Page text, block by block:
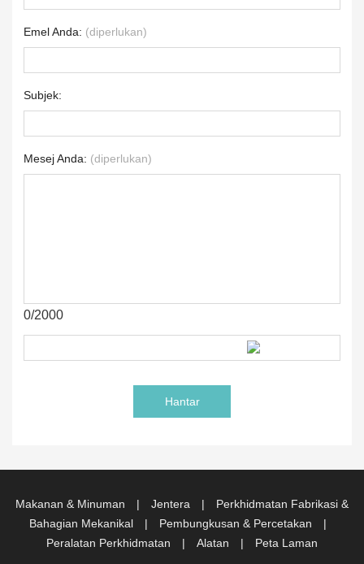
Emel Anda: (diperlukan)
Subjek:
Mesej Anda: (diperlukan)
0/2000
Makanan & Minuman | Jentera |
Perkhidmatan Fabrikasi &
Bahagian Mekanikal
| Pembungkusan & Percetakan
|
Peralatan Perkhidmatan
| Alatan | Peta Laman